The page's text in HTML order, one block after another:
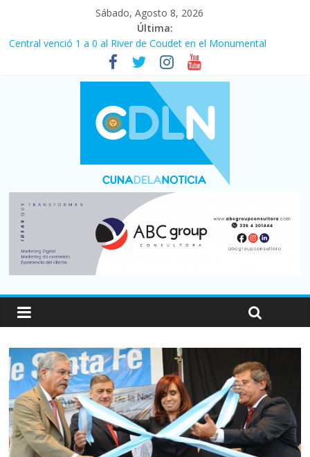
Sábado, Agosto 8, 2026
Última:
Central venció 1 a 0 al River de Coudet en el Monumental
La morosidad alcanzó su nivel más alto en dos décadas y ya
afecta a 400 mil deudores en Santa Fe
Desde que asumió Milei cerraron 41.000 kioscos: el sector
denuncia crisis como en 2001
Vacaciones de invierno con más movimiento y consumo
turístico: 4,6 millones de personas viajaron por el país, un 5,9%
Fuerte caída de la venta de autos usados en julio: bajó un 12,6%